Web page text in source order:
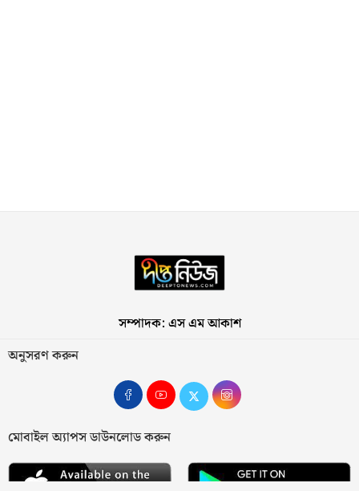
সম্পাদক: এস এম আকাশ
অনুসরণ করুন
মোবাইল অ্যাপস ডাউনলোড করুন